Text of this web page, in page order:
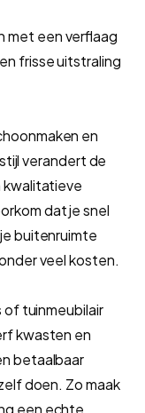
met een verflaag
frisse uitstraling
en
verandert de
kwalitatieve
dat je snel
buitenruimte
veel kosten.
of tuinmeubilair
kwasten en
betaalbaar
doen. Zo maak
een echte